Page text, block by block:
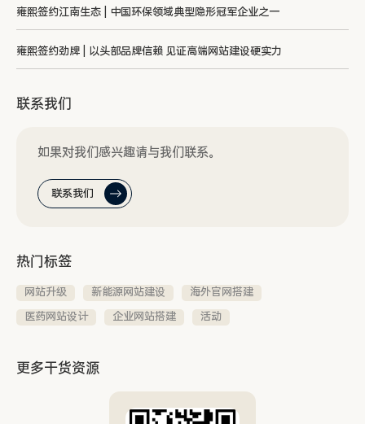
雍熙签约江南生态 | 中国环保领域典型隐形冠军企业之一
雍熙签约劲牌 | 以头部品牌信赖 见证高端网站建设硬实力
联系我们
如果对我们感兴趣请与我们联系。
联系我们
热门标签
网站升级 新能源网站建设
海外官网搭建
医药网站设计
企业网站搭建 活动
更多干货资源